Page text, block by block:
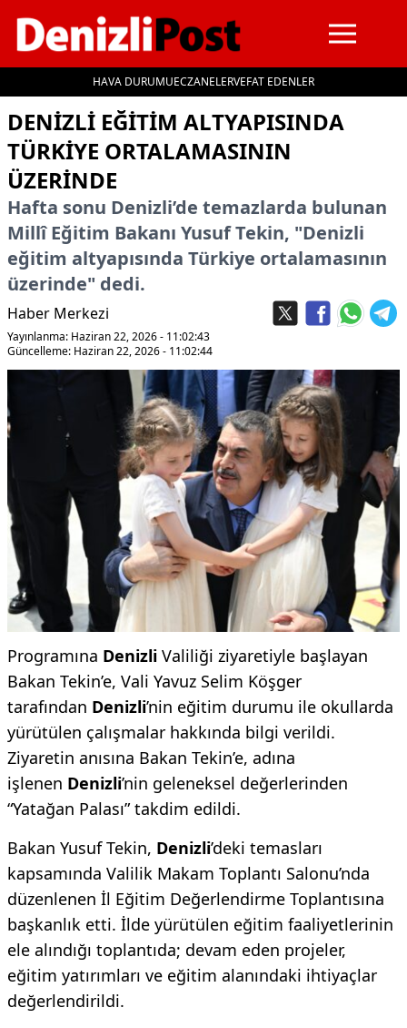
HAVA DURUMUECZANELERVEFAT EDENLER
İçeriğe geç
DENIZLI EĞITIM ALTYAPISINDA
TÜRKIYE ORTALAMASININ
ÜZERINDE
Hafta sonu Denizli’de temazlarda bulunan
Millî Eğitim Bakanı Yusuf Tekin, "Denizli
eğitim altyapısında Türkiye ortalamasının
üzerinde" dedi.
Haber Merkezi
Yayınlanma: Haziran 22, 2026 - 11:02:43
Güncelleme: Haziran 22, 2026 - 11:02:44
Programına Denizli Valiliği ziyaretiyle başlayan
Bakan Tekin’e, Vali Yavuz Selim Köşger
tarafından Denizli’nin eğitim durumu ile okullarda
yürütülen çalışmalar hakkında bilgi verildi.
Ziyaretin anısına Bakan Tekin’e, adına
işlenen Denizli’nin geleneksel değerlerinden
“Yatağan Palası” takdim edildi.
Bakan Yusuf Tekin, Denizli’deki temasları
kapsamında Valilik Makam Toplantı Salonu’nda
düzenlenen İl Eğitim Değerlendirme Toplantısına
başkanlık etti. İlde yürütülen eğitim faaliyetlerinin
ele alındığı toplantıda; devam eden projeler,
eğitim yatırımları ve eğitim alanındaki ihtiyaçlar
değerlendirildi.